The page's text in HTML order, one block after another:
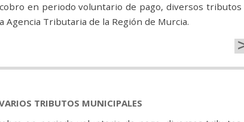
en periodo voluntario de pago, diversos tributos
Agencia Tributaria de la Región de Murcia.
TRIBUTOS MUNICIPALES